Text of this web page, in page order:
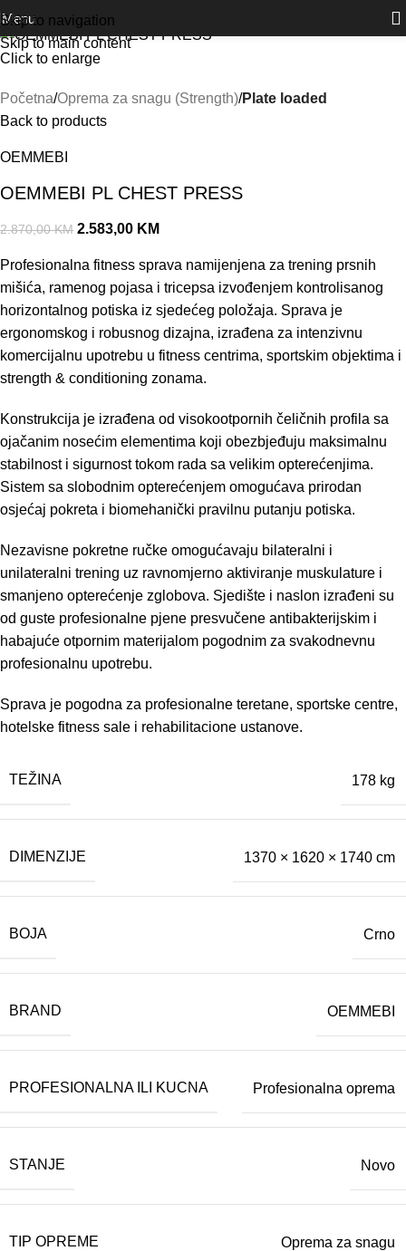
Skip to navigation
Skip to main content
Outlet
Menu
Akcija!
Click to enlarge
Početna Oprema za snagu (Strength) Plate loaded
Back to products
OEMMEBI
OEMMEBI PL CHEST PRESS
2.870,00KM 2.583,00 KM
Profesionalna fitness sprava namijenjena za trening prsnih
mišića, ramenog pojasa i tricepsa izvođenjem kontrolisanog
horizontalnog potiska iz sjedećeg položaja. Sprava je
ergonomskog i robusnog dizajna, izrađena za intenzivnu
komercijalnu upotrebu u fitness centrima, sportskim objektima i
strength & conditioning zonama.
Konstrukcija je izrađena od visokootpornih čeličnih profila sa
ojačanim nosećim elementima koji obezbjeđuju maksimalnu
stabilnost i sigurnost tokom rada sa velikim opterećenjima.
Sistem sa slobodnim opterećenjem omogućava prirodan
osjećaj pokreta i biomehanički pravilnu putanju potiska.
Nezavisne pokretne ručke omogućavaju bilateralni i
unilateralni trening uz ravnomjerno aktiviranje muskulature i
smanjeno opterećenje zglobova. Sjedište i naslon izrađeni su
od guste profesionalne pjene presvučene antibakterijskim i
habajuće otpornim materijalom pogodnim za svakodnevnu
profesionalnu upotrebu.
Sprava je pogodna za profesionalne teretane, sportske centre,
hotelske fitness sale i rehabilitacione ustanove.
TEŽINA 178 kg
DIMENZIJE 1370 × 1620 × 1740 cm
BOJA Crno
BRAND OEMMEBI
PROFESIONALNA ILI KUCNA Profesionalna oprema
STANJE Novo
TIP OPREME Oprema za snagu